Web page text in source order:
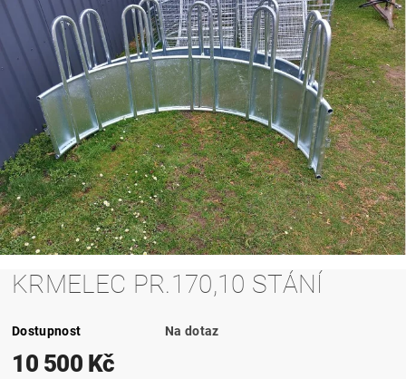
KRMELEC PR.170,10 STÁNÍ
Dostupnost Na dotaz
10 500 Kč